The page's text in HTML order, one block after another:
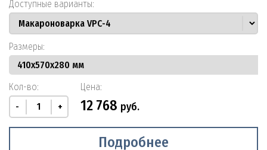
Доступные варианты:
Размеры:
Кол-во:
- +
Цена:
12 768 руб.
Подробнее